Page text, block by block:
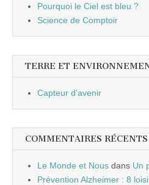
Pourquoi le Ciel est bleu ?
Science de Comptoir
TERRE ET
Capteur d'avenir
COMMENTAIRES RÉCENTS
Le Monde et Nous dans Un
Prévention Alzheimer : 8